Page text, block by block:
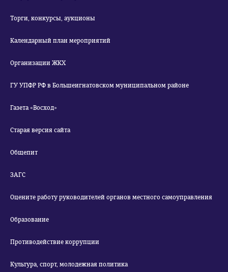
Торги, конкурсы, аукционы
Календарный план мероприятий
Организации ЖКХ
ГУ УПФР РФ в Большеигнатовском муниципальном районе
Газета «Восход»
Старая версия сайта
Общепит
ЗАГС
Оцените работу руководителей органов местного самоуправления
Образование
Противодействие коррупции
Культура, спорт, молодежная политика